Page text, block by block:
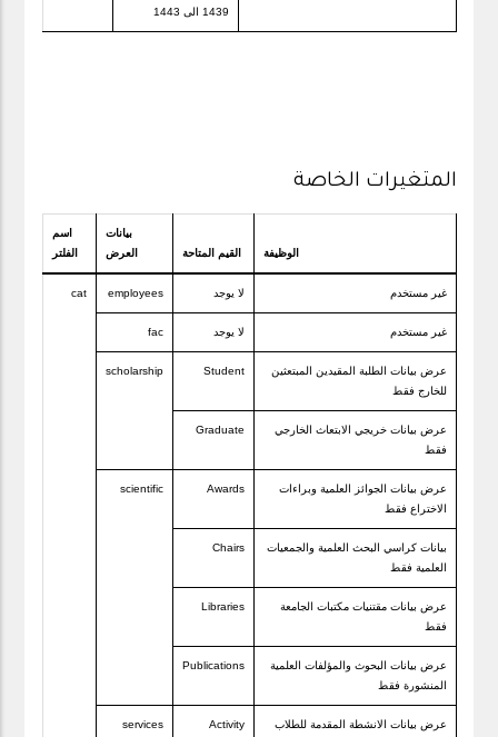
1439 الى 1443
المتغيرات الخاصة
الوظيفة القيم المتاحة
بيانات
العرض
اسم
الفلتر
غير مستخدم لا يوجد employees
cat
غير مستخدم لا يوجد fac
عرض بيانات الطلبة المقيدين المبتعثين
للخارج فقط
Student
scholarship
عرض بيانات خريجي الابتعاث الخارجي
فقط
Graduate
عرض بيانات الجوائز العلمية وبراءات
الاختراع فقط
Awards
scientific
بيانات كراسي البحث العلمية والجمعيات
العلمية فقط
Chairs
عرض بيانات مقتنيات مكتبات الجامعة
فقط
Libraries
عرض بيانات البحوث والمؤلفات العلمية
المنشورة فقط
Publications
عرض بيانات الانشطة المقدمة للطلاب
Activity
services